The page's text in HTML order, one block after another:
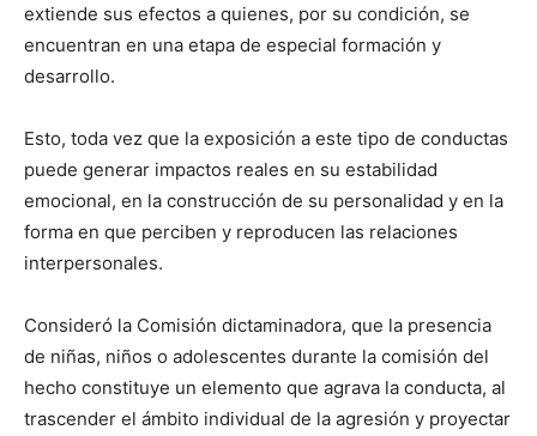
extiende sus efectos a quienes, por su condición, se
encuentran en una etapa de especial formación y
desarrollo.
Esto, toda vez que la exposición a este tipo de conductas
puede generar impactos reales en su estabilidad
emocional, en la construcción de su personalidad y en la
forma en que perciben y reproducen las relaciones
interpersonales.
Consideró la Comisión dictaminadora, que la presencia
de niñas, niños o adolescentes durante la comisión del
hecho constituye un elemento que agrava la conducta, al
trascender el ámbito individual de la agresión y proyectar